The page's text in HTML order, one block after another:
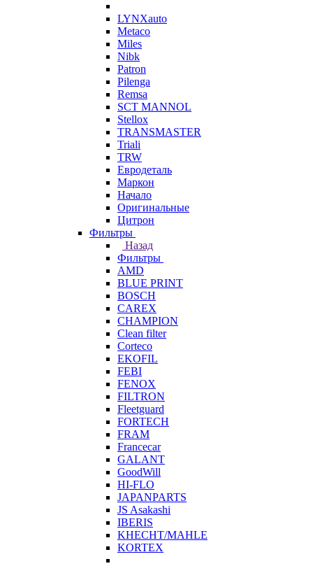
LYNXauto
Metaco
Miles
Nibk
Patron
Pilenga
Remsa
SCT MANNOL
Stellox
TRANSMASTER
Triali
TRW
Евродеталь
Маркон
Начало
Оригинальные
Цитрон
Фильтры
Назад
Фильтры
AMD
BLUE PRINT
BOSCH
CAREX
CHAMPION
Clean filter
Corteco
EKOFIL
FEBI
FENOX
FILTRON
Fleetguard
FORTECH
FRAM
Francecar
GALANT
GoodWill
HI-FLO
JAPANPARTS
JS Asakashi
IBERIS
KHECHT/MAHLE
KORTEX